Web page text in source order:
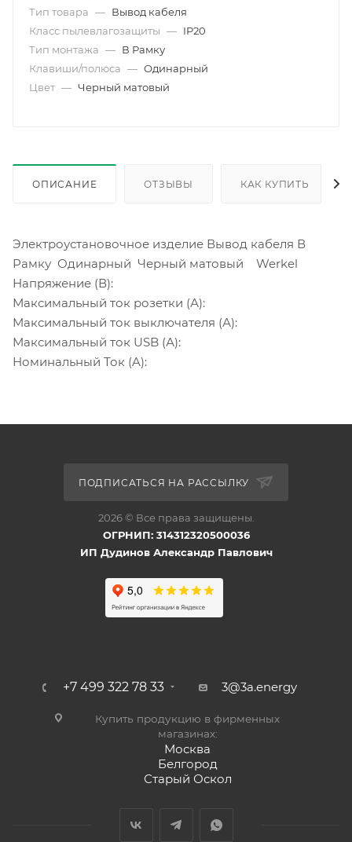
Тип товара — Вывод кабеля
Класс пылевлагозащиты — IP20
Тип монтажа — В Рамку
Клавиши/полюса — Одинарный
Цвет — Черный матовый
ОПИСАНИЕ ОТЗЫВЫ КАК КУПИТЬ
Электроустановочное изделие Вывод кабеля В
Рамку Одинарный Черный матовый Werkel
Напряжение (В):
Максимальный ток розетки (А):
Максимальный ток выключателя (А):
Максимальный ток USB (А):
Номинальный Ток (A):
ПОДПИСАТЬСЯ НА РАССЫЛКУ
2026 © Все права защищены.
ОГРНИП: 314312320500036
ИП Дудинов Александр Павлович
+7 499 322 78 33 3@3a.energy
Купить продукцию в фирменных
магазинах:
Москва
Белгород
Старый Оскол